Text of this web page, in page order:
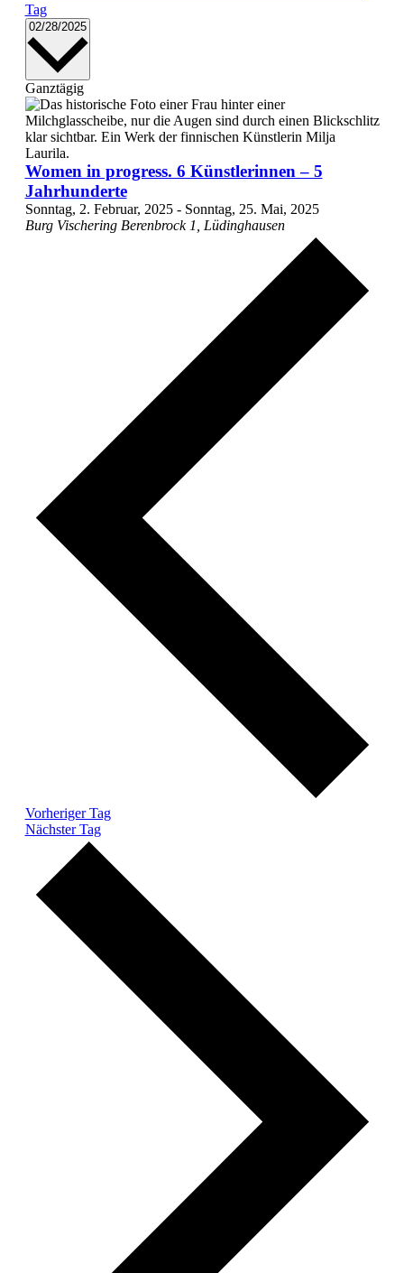
Tag
02/28/2025 Datum
Ganztägig
Women in progress. 6 Künstlerinnen – 5
Jahrhunderte
Sonntag, 2. Februar, 2025- Sonntag, 25. Mai, 2025
Burg Vischering Berenbrock 1, Lüdinghausen
Vorheriger Tag
Nächster Tag